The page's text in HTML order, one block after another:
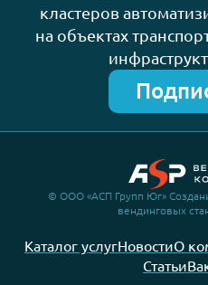
кластеров
на объектах
© ООО «АСП Групп Юг»
вендинговых
Каталог услугНовостиО
Статьи